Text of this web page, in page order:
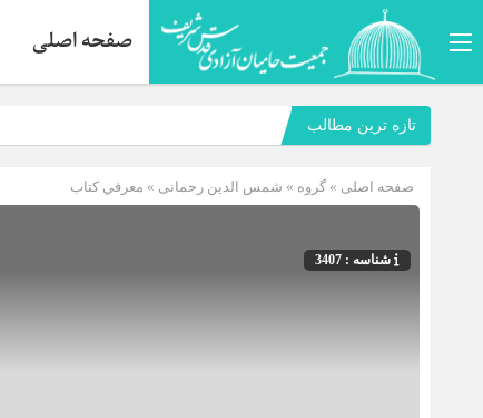
صفحه اصلی
تازه ترین مطالب
صفحه اصلی » گروه » شمس الدین رحمانی » معرفي كتاب
شناسه : 3407